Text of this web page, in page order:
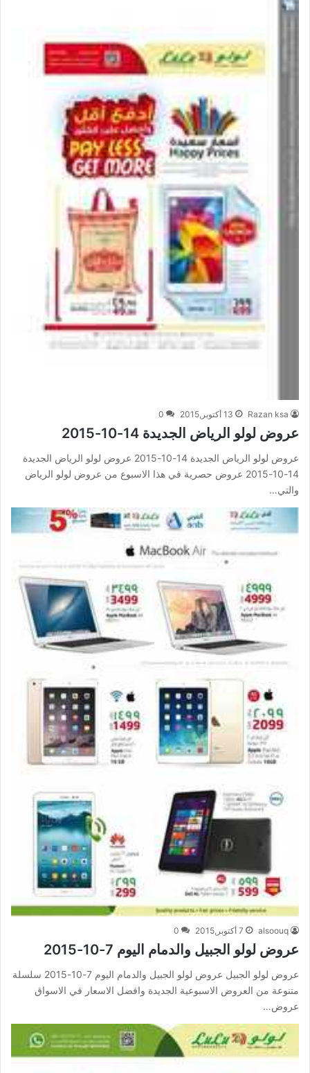
Razan ksa 13 أكتوبر,2015 0
عروض لولو الرياض الجديدة 14-10-2015
عروض لولو الرياض الجديدة 14-10-2015 عروض لولو الرياض الجديدة
14-10-2015 عروض حصرية في هذا الاسبوع من عروض لولو الرياض
والتي…
alsoouq 7 أكتوبر,2015 0
عروض لولو الجبيل والدمام اليوم 7-10-2015
عروض لولو الجبيل عروض لولو الجبيل والدمام اليوم 7-10-2015 سلسلة
متنوعة من العروض الاسبوعية الجديدة وافضل الاسعار في الاسواق
عروض…